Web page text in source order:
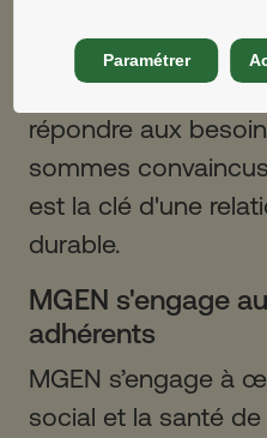
Paramétrer
services. Les avis
l'objet d'un suivi
répondre aux
sommes
est la clé d'une
durable.
MGEN s'engage
adhérents
MGEN s’engage à
social et la santé